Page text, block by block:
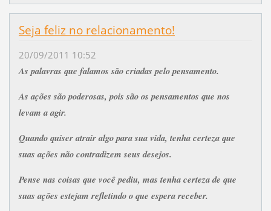
Seja feliz no relacionamento!
20/09/2011 10:52
As palavras que falamos são criadas pelo pensamento.
As ações são poderosas, pois são os pensamentos que nos
levam a agir.
Quando quiser atrair algo para sua vida, tenha certeza que
suas ações não contradizem seus desejos.
Pense nas coisas que você pediu, mas tenha certeza de que
suas ações estejam refletindo o que espera receber.